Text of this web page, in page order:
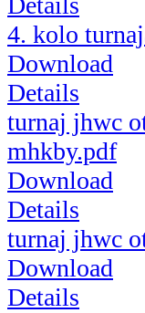
4. kolo
Download
Details
turnaj jhwc
mhkby.pdf
Download
Details
turnaj jhwc
Download
Details